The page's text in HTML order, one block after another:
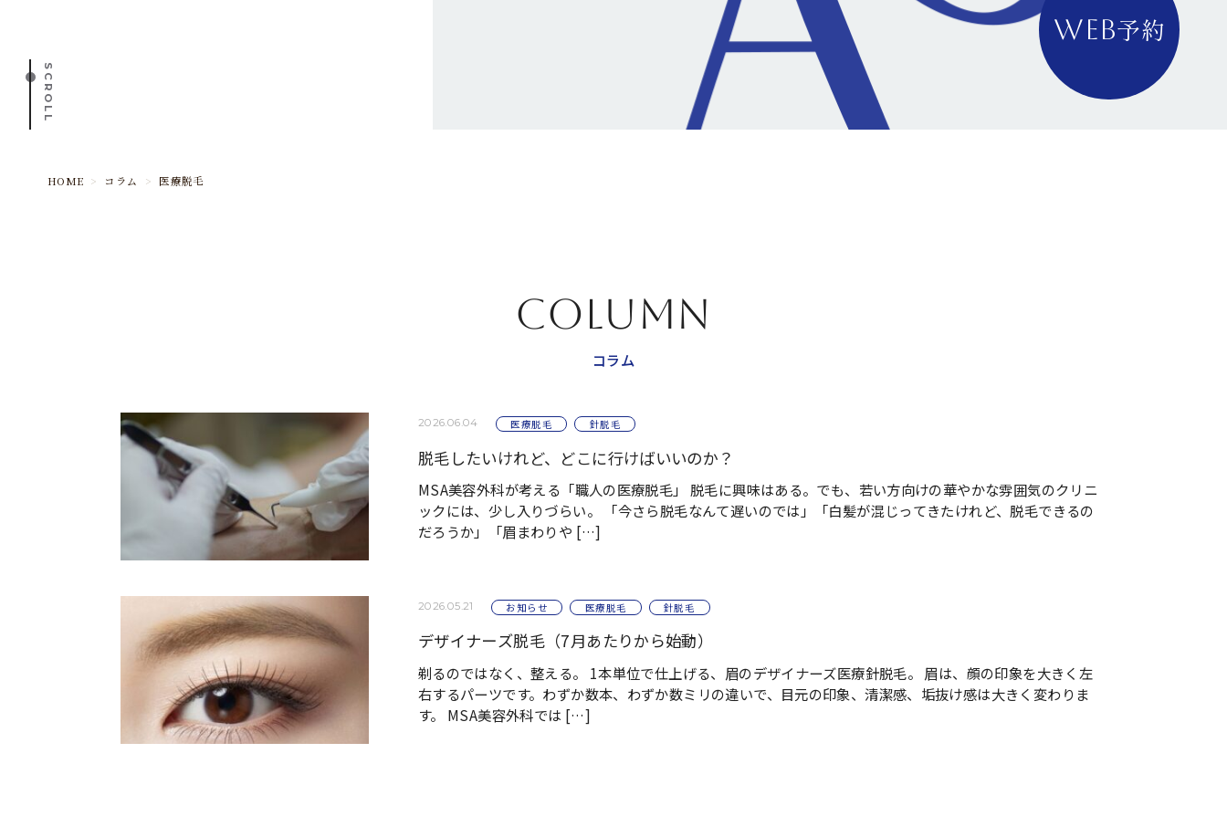
SCROLL
WEB予約
HOME > コラム > 医療脱毛
COLUMN
コラム
2026.06.04 医療脱毛 針脱毛
脱毛したいけれど、どこに行けばいいのか？
MSA美容外科が考える「職人の医療脱毛」 脱毛に興味はある。でも、若い方向けの華やかな雰囲気のクリニ
ックには、少し入りづらい。 「今さら脱毛なんて遅いのでは」「白髪が混じってきたけれど、脱毛できるの
だろうか」「眉まわりや […]
2026.05.21 お知らせ 医療脱毛 針脱毛
デザイナーズ脱毛（7月あたりから始動）
剃るのではなく、整える。 1本単位で仕上げる、眉のデザイナーズ医療針脱毛。 眉は、顔の印象を大きく左
右するパーツです。わずか数本、わずか数ミリの違いで、目元の印象、清潔感、垢抜け感は大きく変わりま
す。 MSA美容外科では […]